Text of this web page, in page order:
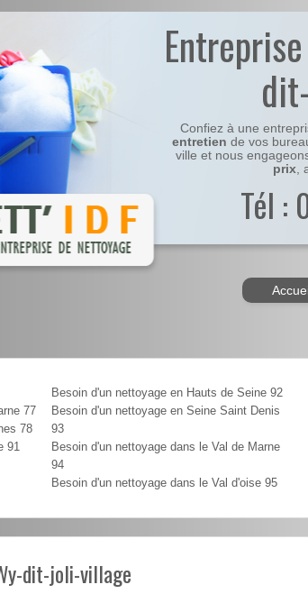
Confiez à une
entretien de vos
ville et nous
prix,
Tél :
77
78
91
Besoin d'un nettoyage en Hauts de Seine 92
Besoin d'un nettoyage en Seine Saint Denis
93
Besoin d'un nettoyage dans le Val de Marne
94
Besoin d'un nettoyage dans le Val d'oise 95
dit-joli-village